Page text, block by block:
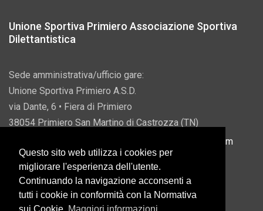
Unione Sportiva Primiero Associazione Sportiva
Dilettantistica
Sede amministrativa/ufficio gare:
Unione Sportiva Primiero A.S.D.
via Dante, 6 • Fiera di Primiero
38054 Primiero San Martino di Castrozza (TN)
info@usprimiero.com
Vantaggi da Pubblica Amministrazione
Questo sito web utilizza i cookies per
migliorare l'esperienza dell'utente.
Continuando la navigazione acconsenti a
tutti i cookie in conformità con la Normativa